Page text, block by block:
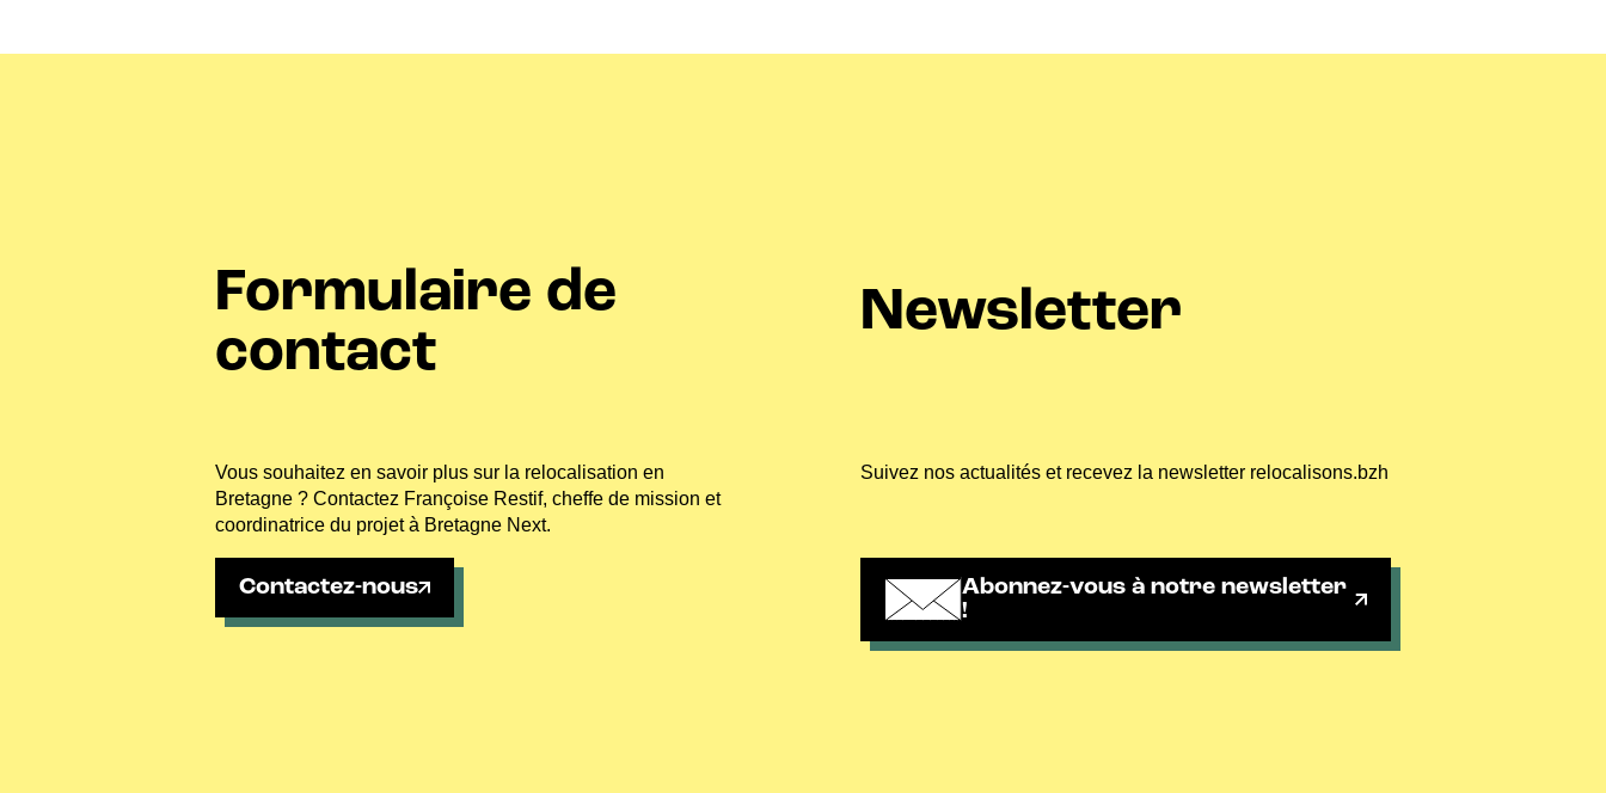
Formulaire de
contact
Newsletter
Vous souhaitez en savoir plus sur la relocalisation en
Bretagne ? Contactez Françoise Restif, cheffe de mission et
coordinatrice du projet à Bretagne Next.
Suivez nos actualités et recevez la newsletter relocalisons.bzh
Contactez-nous
Abonnez-vous à notre newsletter
!